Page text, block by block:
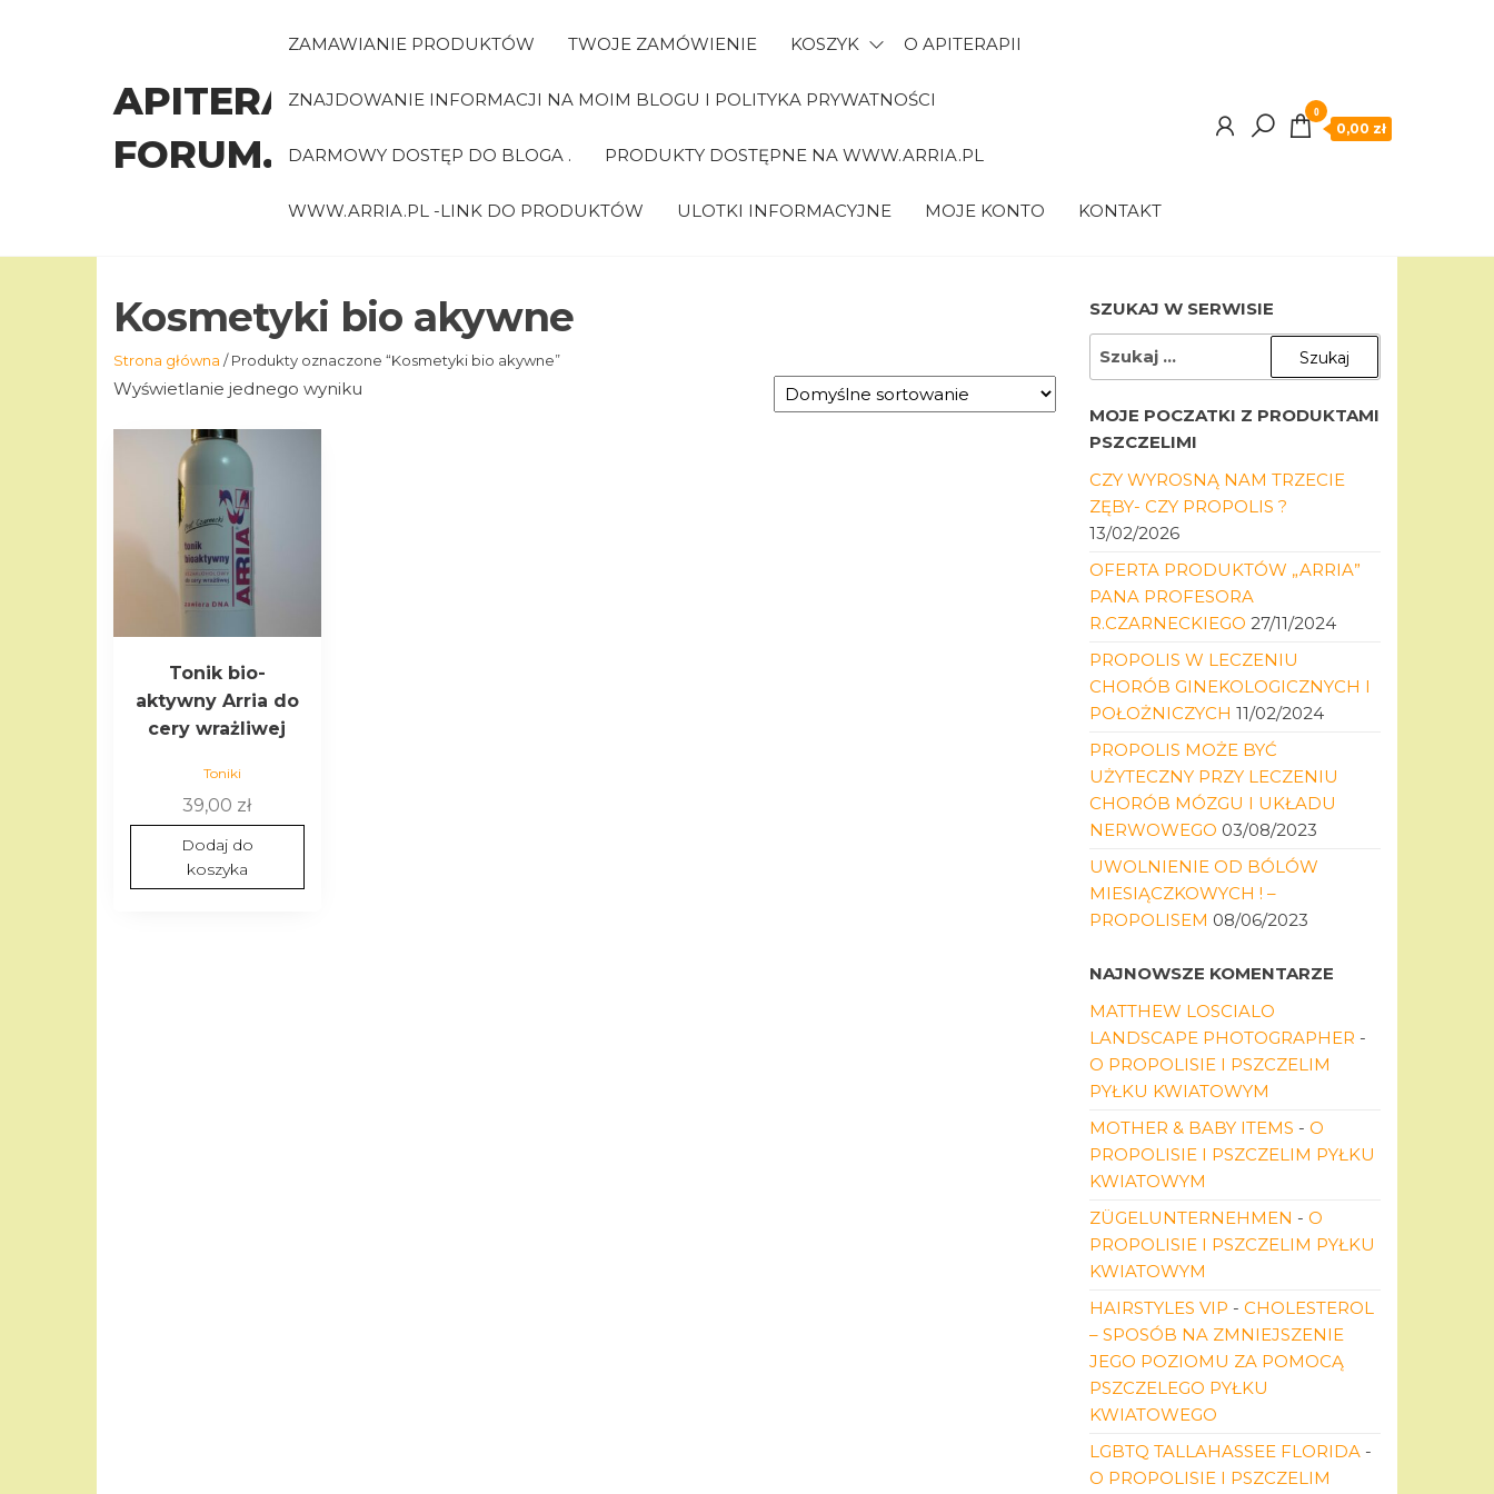
APITERAPIA-
FORUM.PL
ZAMAWIANIE PRODUKTÓW TWOJE ZAMÓWIENIE KOSZYK O APITERAPII
ZNAJDOWANIE INFORMACJI NA MOIM BLOGU I POLITYKA PRYWATNOŚCI
DARMOWY DOSTĘP DO BLOGA . PRODUKTY DOSTĘPNE NA WWW.ARRIA.PL
WWW.ARRIA.PL -LINK DO PRODUKTÓW ULOTKI INFORMACYJNE MOJE KONTO KONTAKT
0
0,00 zł
Kosmetyki bio akywne
Strona główna / Produkty oznaczone “Kosmetyki bio akywne”
Wyświetlanie jednego wyniku
Tonik bio-
aktywny Arria do
cery wrażliwej
Toniki
39,00 zł
Dodaj do
koszyka
SZUKAJ W SERWISIE
SZUKAJ:
MOJE POCZATKI Z PRODUKTAMI
PSZCZELIMI
CZY WYROSNĄ NAM TRZECIE
ZĘBY- CZY PROPOLIS ?
13/02/2026
OFERTA PRODUKTÓW „ARRIA”
PANA PROFESORA
R.CZARNECKIEGO 27/11/2024
PROPOLIS W LECZENIU
CHORÓB GINEKOLOGICZNYCH I
POŁOŻNICZYCH 11/02/2024
PROPOLIS MOŻE BYĆ
UŻYTECZNY PRZY LECZENIU
CHORÓB MÓZGU I UKŁADU
NERWOWEGO 03/08/2023
UWOLNIENIE OD BÓLÓW
MIESIĄCZKOWYCH ! –
PROPOLISEM 08/06/2023
NAJNOWSZE KOMENTARZE
MATTHEW LOSCIALO
LANDSCAPE PHOTOGRAPHER -
O PROPOLISIE I PSZCZELIM
PYŁKU KWIATOWYM
MOTHER & BABY ITEMS - O
PROPOLISIE I PSZCZELIM PYŁKU
KWIATOWYM
ZÜGELUNTERNEHMEN - O
PROPOLISIE I PSZCZELIM PYŁKU
KWIATOWYM
HAIRSTYLES VIP - CHOLESTEROL
– SPOSÓB NA ZMNIEJSZENIE
JEGO POZIOMU ZA POMOCĄ
PSZCZELEGO PYŁKU
KWIATOWEGO
LGBTQ TALLAHASSEE FLORIDA-
O PROPOLISIE I PSZCZELIM